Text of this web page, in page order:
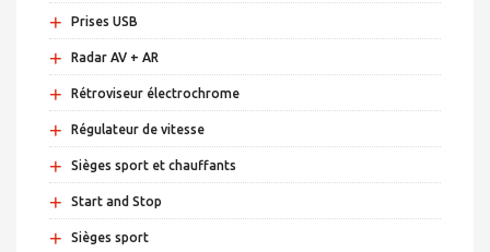
+ Prises USB
+ Radar AV + AR
+ Rétroviseur électrochrome
+ Régulateur de vitesse
+ Sièges sport et chauffants
+ Start and Stop
+ Sièges sport